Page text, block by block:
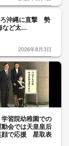
ろ沖縄に直撃 勢
ど太...
2026年8月3日
習院幼稚園での
会では天皇皇后
顔で応援 星取表